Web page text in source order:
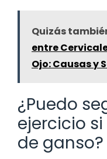
Quizás
entre
Ojo: Causas y
¿Puedo
ejercicio
de ganso?